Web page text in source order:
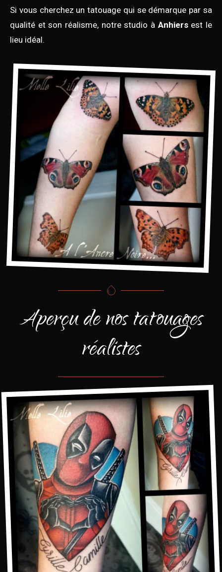
Si vous cherchez un tatouage qui se démarque par sa
qualité et son réalisme, notre studio à Anhiers est le
lieu idéal.
Aperçu de nos tatouages
réalistes